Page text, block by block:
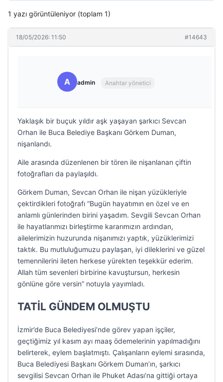
1 yazı görüntüleniyor (toplam 1)
18/05/2026: 11:50 #14643
A admin Anahtar yönetici
Yaklaşık bir buçuk yıldır aşk yaşayan şarkıcı Sevcan
Orhan ile Buca Belediye Başkanı Görkem Duman,
nişanlandı.
Aile arasında düzenlenen bir tören ile nişanlanan çiftin
fotoğrafları da paylaşıldı.
Görkem Duman, Sevcan Orhan ile nişan yüzükleriyle
çektirdikleri fotoğrafı “Bugün hayatımın en özel ve en
anlamlı günlerinden birini yaşadım. Sevgili Sevcan Orhan
ile hayatlarımızı birleştirme kararımızın ardından,
ailelerimizin huzurunda nişanımızı yaptık, yüzüklerimizi
taktık. Bu mutluluğumuzu paylaşan, iyi dileklerini ve güzel
temennilerini ileten herkese yürekten teşekkür ederim.
Allah tüm sevenleri birbirine kavuştursun, herkesin
gönlüne göre versin” notuyla yayımladı.
TATİL GÜNDEM OLMUŞTU
İzmir’de Buca Belediyesi’nde görev yapan işçiler,
geçtiğimiz yıl kasım ayı maaş ödemelerinin yapılmadığını
belirterek, eylem başlatmıştı. Çalışanların eylemi sırasında,
Buca Belediyesi Başkanı Görkem Duman’ın, şarkıcı
sevgilisi Sevcan Orhan ile Phuket Adası’na gittiği ortaya